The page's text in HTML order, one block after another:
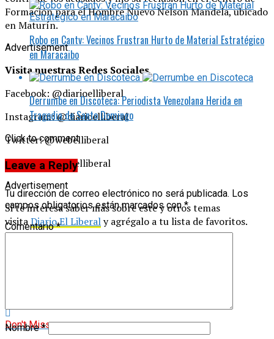
Formación para el Hombre Nuevo Nelson Mandela, ubicado
en Maturín.
Advertisement
Visita nuestras Redes Sociales
Facebook: @diarioelliberal
Instagram: @diarioelliberal
Twitter: @webelliberal
Tiktok: @diarioelliberal
Advertisement
Si te interesa saber más sobre este y otros temas
visitaDiario El Liberaly agrégalo a tu lista de favoritos.
Don't Miss
Robo en Cantv: Vecinos Frustran Hurto de Material Estratégico
en Maracaibo
Derrumbe en Discoteca: Periodista Venezolana Herida en
Tragedia de Santo Domingo
Click to comment
Leave a Reply
Tu dirección de correo electrónico no será publicada. Los
campos obligatorios están marcados con*
Comentario*
Nombre*